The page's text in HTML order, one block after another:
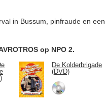
in Bussum, pinfraude en een
op NPO 2.
De Kolderbrigade
(DVD)